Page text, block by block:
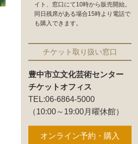
イト、窓口にて10時から販売開始。
同日残席がある場合15時より電話で
も購入できます。
チケット取り扱い窓口
豊中市立文化芸術センター
チケットオフィス
TEL:06-6864-5000
（10:00～19:00月曜休館）
オンライン予約・購入